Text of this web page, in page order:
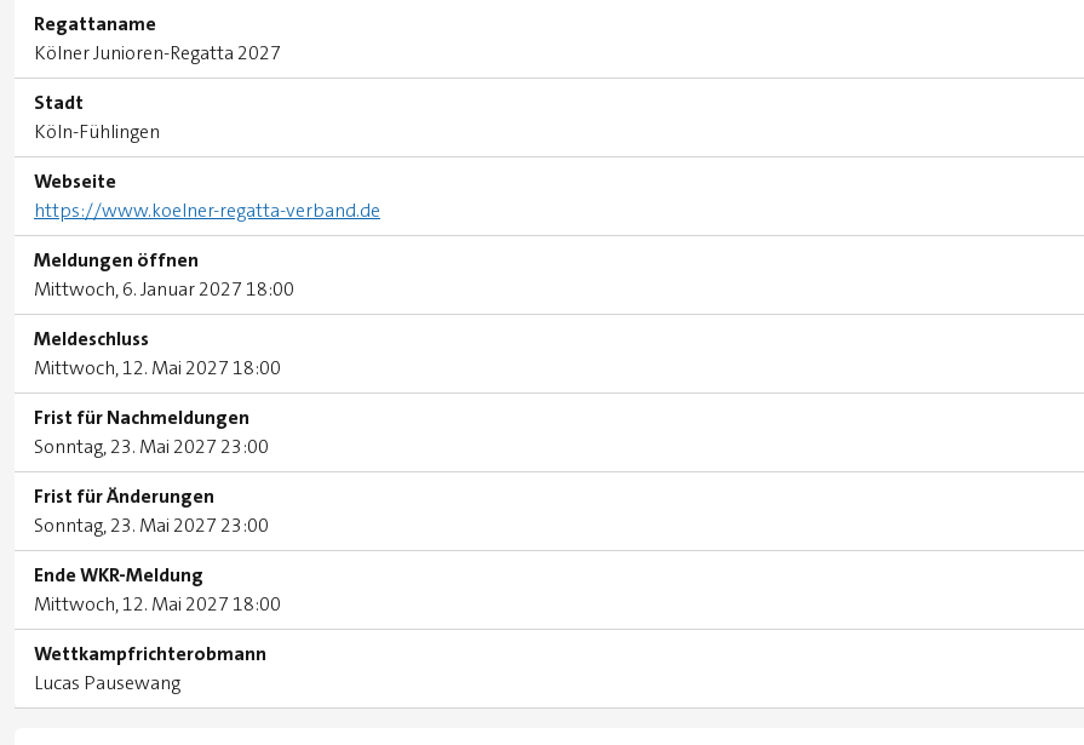
Regattaname
Kölner Junioren-Regatta 2027
Stadt
Köln-Fühlingen
Webseite
https://www.koelner-regatta-verband.de
Meldungen öffnen
Mittwoch, 6. Januar 2027 18:00
Meldeschluss
Mittwoch, 12. Mai 2027 18:00
Frist für Nachmeldungen
Sonntag, 23. Mai 2027 23:00
Frist für Änderungen
Sonntag, 23. Mai 2027 23:00
Ende WKR-Meldung
Mittwoch, 12. Mai 2027 18:00
Wettkampfrichterobmann
Lucas Pausewang